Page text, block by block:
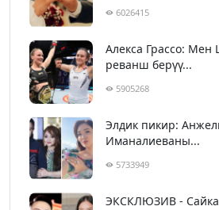
6026415
Алекса Грассо: Мен
реванш берүү...
5905268
Элдик пикир:
Иманалиеваны...
5733949
ЭКСКЛЮЗИВ -